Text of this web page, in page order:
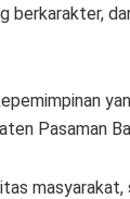
berkarakter,
Pasaman